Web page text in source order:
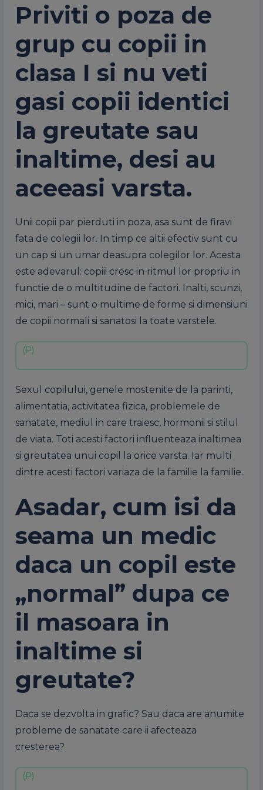
Priviti o poza de
grup cu copii in
clasa I si nu veti
gasi copii identici
la greutate sau
inaltime, desi au
aceeasi varsta.
Unii copii par pierduti in poza, asa sunt de firavi
fata de colegii lor. In timp ce altii efectiv sunt cu
un cap si un umar deasupra colegilor lor. Acesta
este adevarul: copiii cresc in ritmul lor propriu in
functie de o multitudine de factori. Inalti, scunzi,
mici, mari – sunt o multime de forme si dimensiuni
de copii normali si sanatosi la toate varstele.
Sexul copilului, genele mostenite de la parinti,
alimentatia, activitatea fizica, problemele de
sanatate, mediul in care traiesc, hormonii si stilul
de viata. Toti acesti factori influenteaza inaltimea
si greutatea unui copil la orice varsta. Iar multi
dintre acesti factori variaza de la familie la familie.
Asadar, cum isi da
seama un medic
daca un copil este
„normal” dupa ce
il masoara in
inaltime si
greutate?
Daca se dezvolta in grafic? Sau daca are anumite
probleme de sanatate care ii afecteaza
cresterea?